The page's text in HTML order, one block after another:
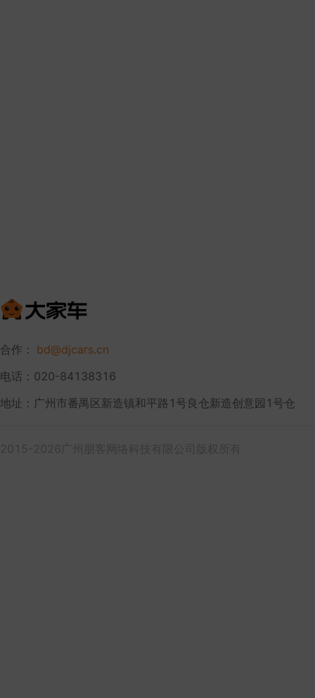
合作： bd@djcars.cn
电话：020-84138316
地址：广州市番禺区新造镇和平路1号良仓新造创意园1号仓